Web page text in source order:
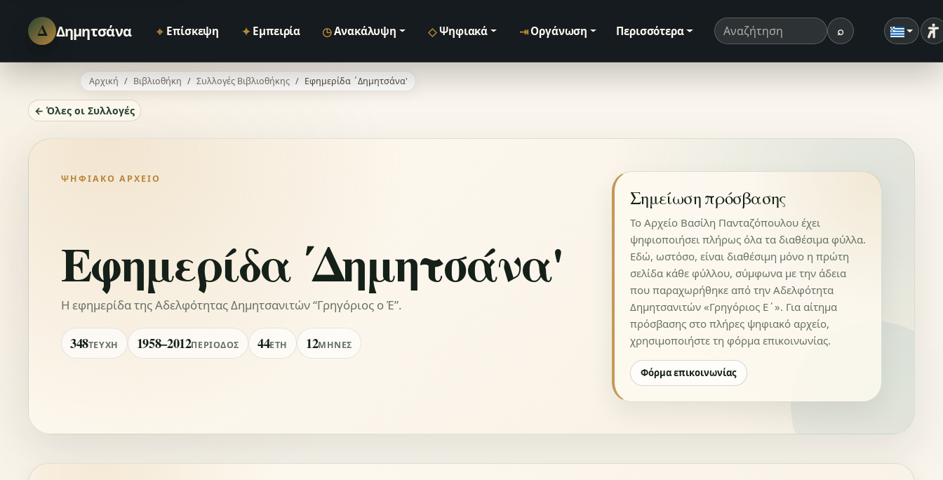
Δ Δημητσάνα ⌖ Επίσκεψη ✦ Εμπειρία ◷Ανακάλυψη ◇ Ψηφιακά ⇥ Οργάνωση Περισσότερα Όρος αναζήτησης ⌕Αναζήτηση
Αρχική Βιβλιοθήκη Συλλογές Βιβλιοθήκης Εφημερίδα ΄Δημητσάνα'
← Όλες οι Συλλογές
ΨΗΦΙΑΚΌ ΑΡΧΕΊΟ
Εφημερίδα ΄Δημητσάνα'
Η εφημερίδα της Αδελφότητας Δημητσανιτών “Γρηγόριος ο Έ”.
348ΤΕΎΧΗ 1958–2012ΠΕΡΊΟΔΟΣ 44ΈΤΗ 12ΜΉΝΕΣ
Σημείωση πρόσβασης
Το Αρχείο Βασίλη Πανταζόπουλου έχει
ψηφιοποιήσει πλήρως όλα τα διαθέσιμα φύλλα.
Εδώ, ωστόσο, είναι διαθέσιμη μόνο η πρώτη
σελίδα κάθε φύλλου, σύμφωνα με την άδεια
που παραχωρήθηκε από την Αδελφότητα
Δημητσανιτών «Γρηγόριος Ε΄». Για αίτημα
πρόσβασης στο πλήρες ψηφιακό αρχείο,
χρησιμοποιήστε τη φόρμα επικοινωνίας.
Φόρμα επικοινωνίας